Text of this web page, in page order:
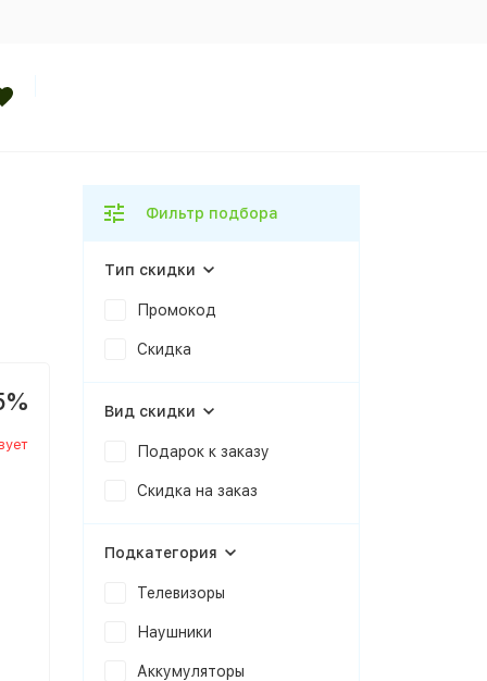
Фильтр подбора
Тип скидки
Промокод
Скидка
Вид скидки
Подарок к заказу
Скидка на заказ
Подкатегория
Телевизоры
Наушники
Аккумуляторы